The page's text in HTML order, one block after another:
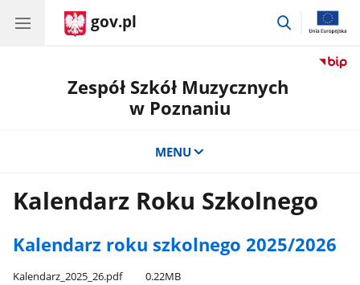
gov.pl
przejdź
Zespół Szkół Muzycznych
w Poznaniu
MENU
Kalendarz Roku Szkolnego
Kalendarz roku szkolnego 2025/2026
Kalendarz​_2025​_26.pdf Rozmiar:
0.22MB